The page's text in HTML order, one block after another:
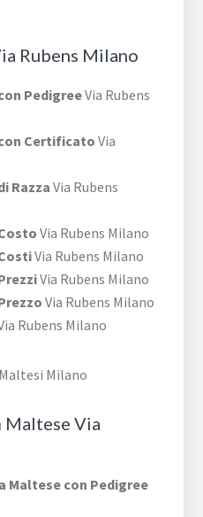
Rubens Milano
PedigreeVia Rubens
Certificato Via
Razza Via Rubens
Via Rubens Milano
Via Rubens Milano
Via Rubens Milano
Via Rubens Milano
Rubens Milano
Maltese Via
Maltese con Pedigree